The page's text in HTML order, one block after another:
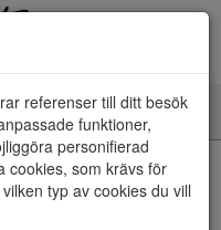
referenser till ditt besök
funktioner,
personifierad
cookies, som krävs för
typ av cookies du vill